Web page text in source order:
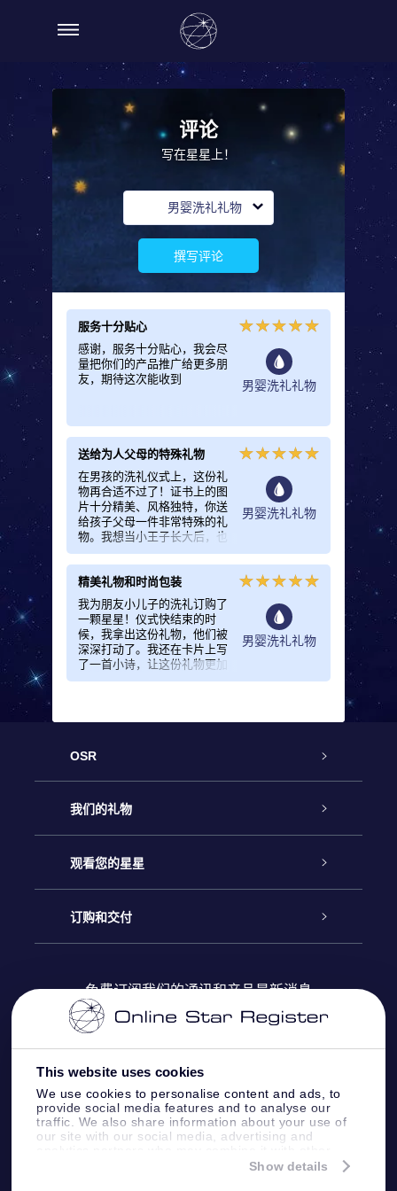
This website uses cookies
We use cookies to personalise content and ads, to
provide social media features and to analyse our
traffic. We also share information about your use of
our site with our social media, advertising and
information that you’ve provided to them or that
Show details
评论
写在星星上！
男婴洗礼礼物
撰写评论
服务十分贴心
感谢，服务十分贴心，我会尽
量把你们的产品推广给更多朋
友，期待这次能收到
男婴洗礼礼物
送给为人父母的特殊礼物
在男孩的洗礼仪式上，这份礼
物再合适不过了！证书上的图
片十分精美、风格独特，你送
给孩子父母一件非常特殊的礼
物。我想当小王子长大后，也
一定会珍爱这份特别的礼物
的。
男婴洗礼礼物
精美礼物和时尚包装
我为朋友小儿子的洗礼订购了
一颗星星！仪式快结束的时
候，我拿出这份礼物，他们被
深深打动了。我还在卡片上写
了一首小诗，让这份礼物更加
与众不同。精美礼物和时尚包
男婴洗礼礼物
OSR
客户服务
联系我们
博客
评论
我们的礼物
Online Star礼物
OSR 礼物包
OSR 礼物卡
公司礼品
观看您的星星
Online Star Register
个性化的Star Page
One Million Stars
OSR Starsaver
订购和交付
付款信息
配送信息
退货政策&撤销权
免费订阅我们的通讯和产品最新消息